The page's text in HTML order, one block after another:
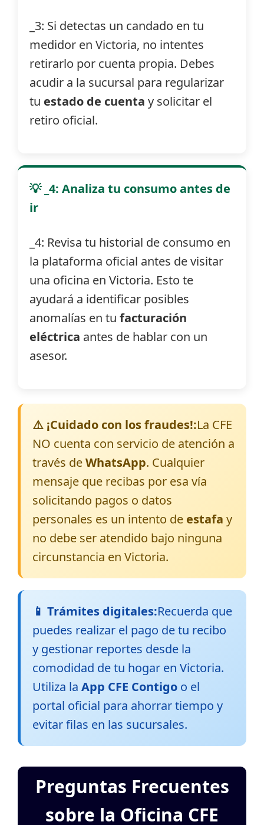
_3: Si detectas un candado en tu
medidor en Victoria, no intentes
retirarlo por cuenta propia. Debes
acudir a la sucursal para regularizar
tu estado de cuenta y solicitar el
retiro oficial.
💡 _4: Analiza tu consumo antes de
ir
_4: Revisa tu historial de consumo en
la plataforma oficial antes de visitar
una oficina en Victoria. Esto te
ayudará a identificar posibles
anomalías en tu facturación
eléctrica antes de hablar con un
asesor.
⚠️ ¡Cuidado con los fraudes!:La CFE
NO cuenta con servicio de atención a
través deWhatsApp. Cualquier
mensaje que recibas por esa vía
solicitando pagos o datos
personales es un intento de estafa y
no debe ser atendido bajo ninguna
circunstancia en Victoria.
📱 Trámites digitales:Recuerda que
puedes realizar el pago de tu recibo
y gestionar reportes desde la
comodidad de tu hogar en Victoria.
Utiliza la App CFE Contigo o el
portal oficial para ahorrar tiempo y
evitar filas en las sucursales.
Preguntas Frecuentes
sobre la Oficina CFE